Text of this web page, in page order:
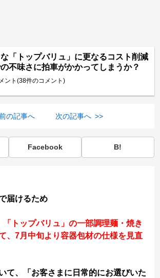
「トップバリュ」に更なるコスト削減
不味さに拍車がかかってしまうか？
ント(38件のコメント)
の記事へ 次の記事へ >>
Facebook B!
届けるため
トップバリュ」の一部調理麺・焼き
、7月中旬より容器包材の仕様を見直
て、「お客さまに日常的にお選びいた